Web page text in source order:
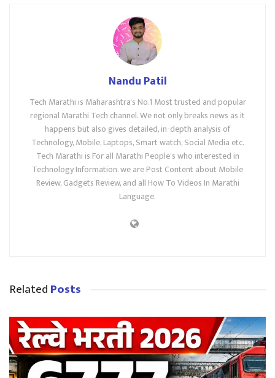
Nandu Patil
Tech Marathi is Maharashtra's No.1 Most trusted and popular
regional Marathi Tech channel. We not only breaks news as it
happens but also gives detailed, in-depth analysis of
Technology, Mobile, Laptops, Smart watch, Social Media etc.
Tech Marathi is For all Marathi People's who interested in
Technology Information. we are Post Content about Mobile
Review, Gadgets Review, and all How To Videos In Marathi
Language.
RelatedPosts